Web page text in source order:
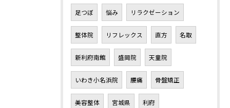
足つぼ 悩み リラクゼーション
整体院 リフレックス 直方 名取
新利府南館 盛岡院 天童院
いわき小名浜院 腰痛 骨盤矯正
美容整体 宮城県 利府